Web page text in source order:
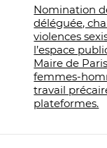
Nomination
déléguée,
violences
l’espace
Maire de
femmes-
travail
plateformes.